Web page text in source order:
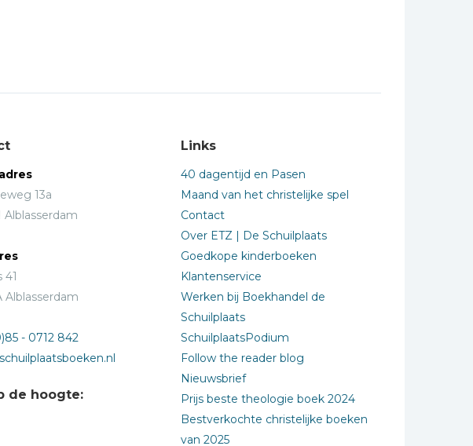
13a
Alblasserdam
41
Alblasserdam
- 0712 842
de hoogte:
Links
40 dagentijd en Pasen
Maand van het christelijke spel
Contact
Over ETZ | De Schuilplaats
Goedkope kinderboeken
Klantenservice
Werken bij Boekhandel de
Schuilplaats
SchuilplaatsPodium
Follow the reader blog
Nieuwsbrief
Prijs beste theologie boek 2024
Bestverkochte christelijke boeken
van 2025